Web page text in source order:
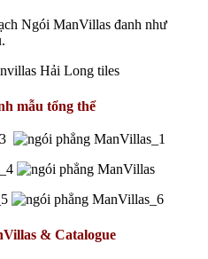
Ngói ManVillas đanh như
mẫu tổng thể
& Catalogue